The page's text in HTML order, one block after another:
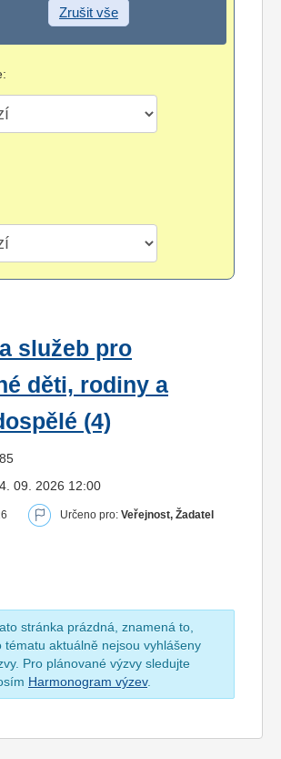
Zrušit vše
služeb pro
děti, rodiny a
(4)
09. 2026 12:00
Určeno pro: Veřejnost, Žadatel
stránka prázdná, znamená to,
tématu aktuálně nejsou vyhlášeny
Pro plánované výzvy sledujte
Harmonogram výzev.